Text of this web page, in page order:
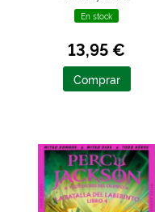
En stock
13,95 €
Comprar